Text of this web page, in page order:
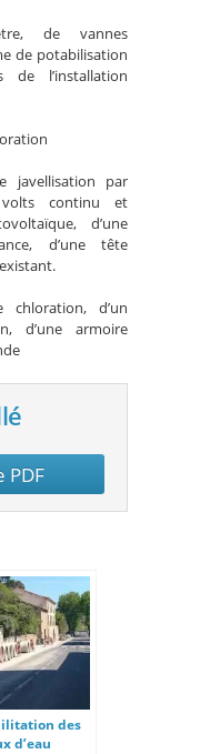
de vannes
de potabilisation
de l’installation
javellisation par
continu et
d’une
d’une tête
chloration, d’un
d’une armoire
PDF
des
d’eau